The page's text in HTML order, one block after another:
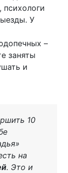
У
–
заняты
и
10
на
. Это и